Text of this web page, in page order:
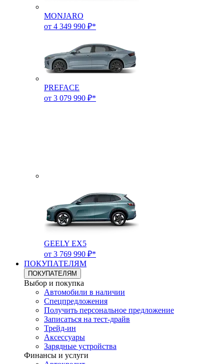
MONJARO
от 4 349 990 ₽*
PREFACE
от 3 079 990 ₽*
GEELY EX5
от 3 769 990 ₽*
ПОКУПАТЕЛЯМ
ПОКУПАТЕЛЯМ
Выбор и покупка
Автомобили в наличии
Спецпредложения
Получить персональное предложение
Записаться на тест-драйв
Трейд-ин
Аксессуары
Зарядные устройства
Финансы и услуги